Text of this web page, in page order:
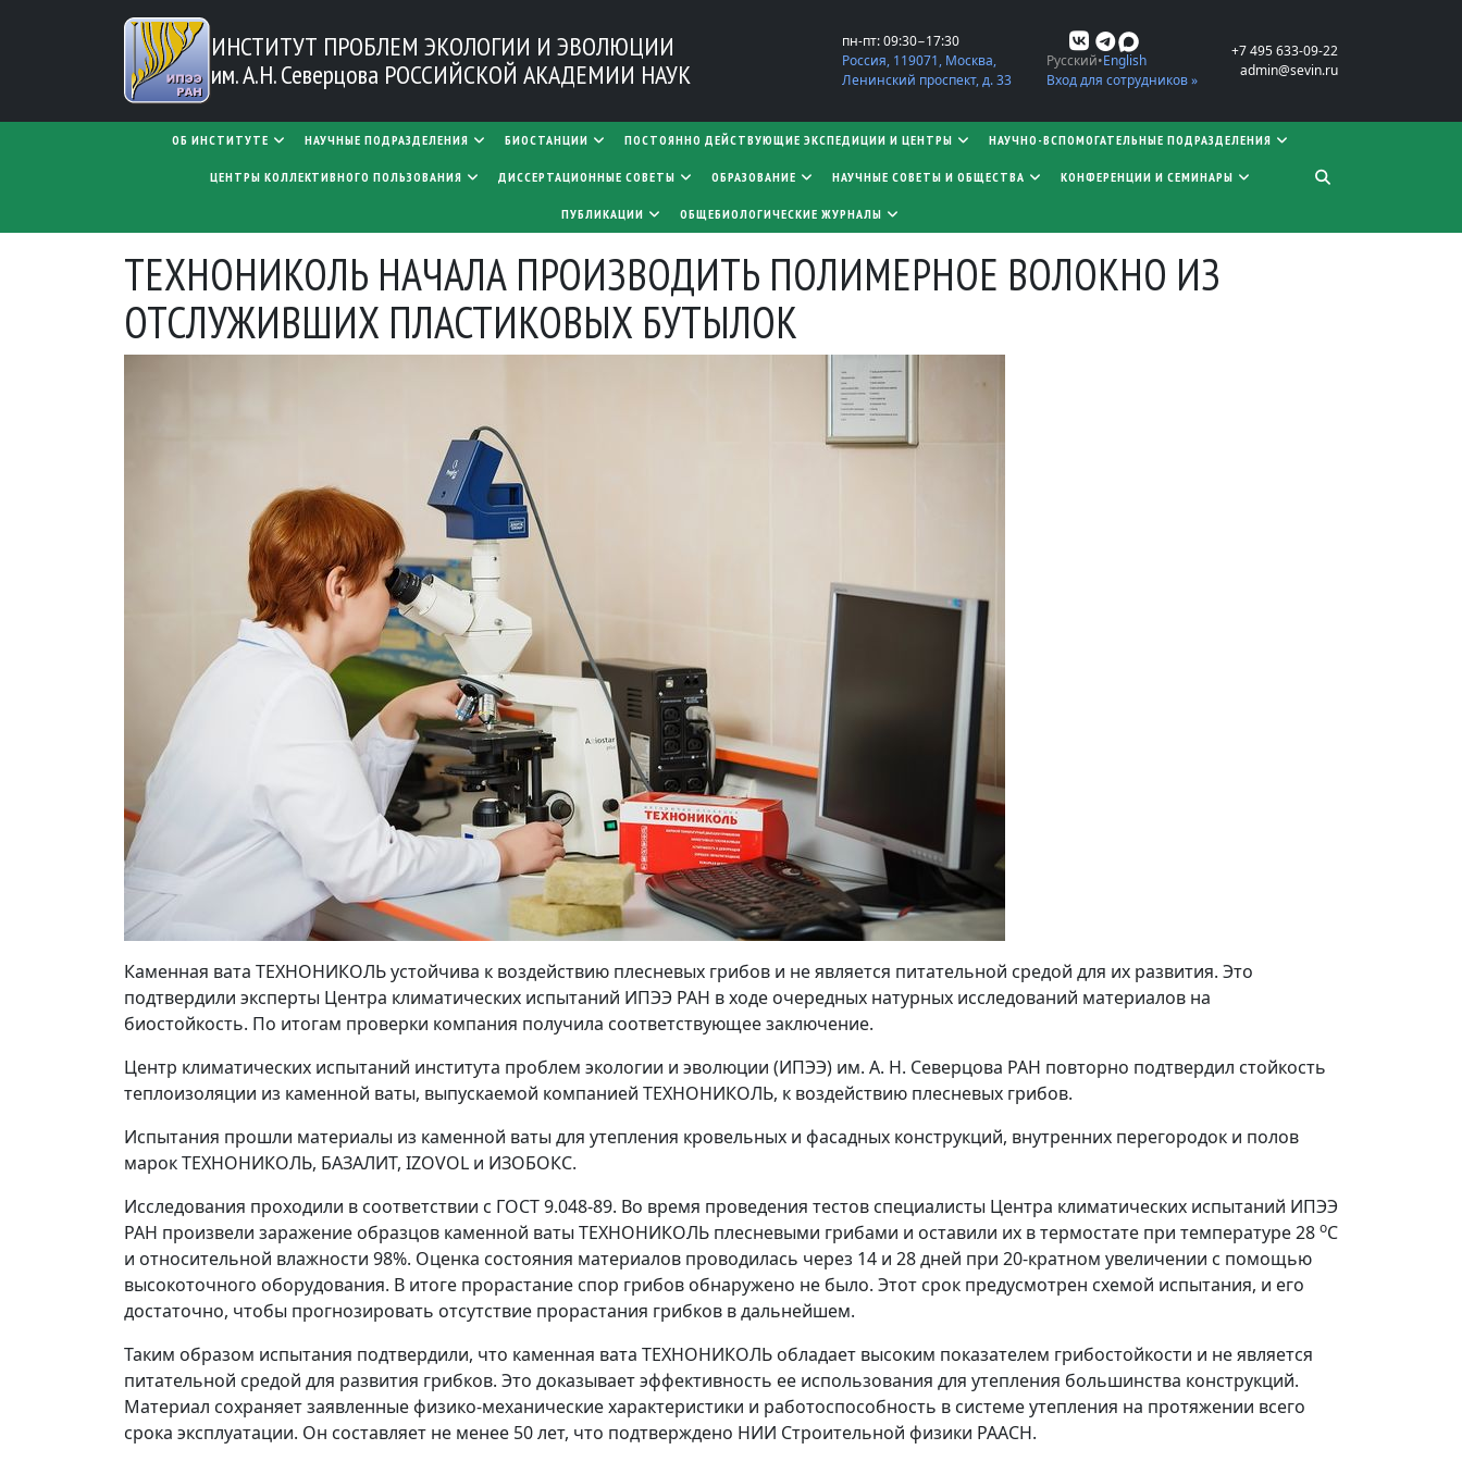
Перейти к основному содержанию
ИНСТИТУТ ПРОБЛЕМ ЭКОЛОГИИ И ЭВОЛЮЦИИ
им. А.Н. Северцова РОССИЙСКОЙ АКАДЕМИИ НАУК
пн-пт: 09:30−17:30
Россия, 119071, Москва,
Ленинский проспект, д. 33
Русский English
Вход для сотрудников »
+7 495 633-09-22
admin@sevin.ru
MAIN NAVIGATION
ОБ ИНСТИТУТЕ НАУЧНЫЕ ПОДРАЗДЕЛЕНИЯ БИОСТАНЦИИ ПОСТОЯННО ДЕЙСТВУЮЩИЕ ЭКСПЕДИЦИИ И ЦЕНТРЫ НАУЧНО-ВСПОМОГАТЕЛЬНЫЕ ПОДРАЗДЕЛЕНИЯ
ЦЕНТРЫ КОЛЛЕКТИВНОГО ПОЛЬЗОВАНИЯ ​​​​​​​ДИССЕРТАЦИОННЫЕ СОВЕТЫ ОБРАЗОВАНИЕ НАУЧНЫЕ СОВЕТЫ И ОБЩЕСТВА КОНФЕРЕНЦИИ И СЕМИНАРЫ
ПУБЛИКАЦИИ ОБЩЕБИОЛОГИЧЕСКИЕ ЖУРНАЛЫ
ТЕХНОНИКОЛЬ НАЧАЛА ПРОИЗВОДИТЬ ПОЛИМЕРНОЕ ВОЛОКНО ИЗ
ОТСЛУЖИВШИХ ПЛАСТИКОВЫХ БУТЫЛОК
Каменная вата ТЕХНОНИКОЛЬ устойчива к воздействию плесневых грибов и не является питательной средой для их развития. Это
подтвердили эксперты Центра климатических испытаний ИПЭЭ РАН в ходе очередных натурных исследований материалов на
биостойкость. По итогам проверки компания получила соответствующее заключение.
Центр климатических испытаний института проблем экологии и эволюции (ИПЭЭ) им. А. Н. Северцова РАН повторно подтвердил стойкость
теплоизоляции из каменной ваты, выпускаемой компанией ТЕХНОНИКОЛЬ, к воздействию плесневых грибов.
Испытания прошли материалы из каменной ваты для утепления кровельных и фасадных конструкций, внутренних перегородок и полов
марок ТЕХНОНИКОЛЬ, БАЗАЛИТ, IZOVOL и ИЗОБОКС.
Исследования проходили в соответствии с ГОСТ 9.048-89. Во время проведения тестов специалисты Центра климатических испытаний ИПЭЭ
РАН произвели заражение образцов каменной ваты ТЕХНОНИКОЛЬ плесневыми грибами и оставили их в термостате при температуре 28 оС
и относительной влажности 98%. Оценка состояния материалов проводилась через 14 и 28 дней при 20-кратном увеличении с помощью
высокоточного оборудования. В итоге прорастание спор грибов обнаружено не было. Этот срок предусмотрен схемой испытания, и его
достаточно, чтобы прогнозировать отсутствие прорастания грибков в дальнейшем.
Таким образом испытания подтвердили, что каменная вата ТЕХНОНИКОЛЬ обладает высоким показателем грибостойкости и не является
питательной средой для развития грибков. Это доказывает эффективность ее использования для утепления большинства конструкций.
Материал сохраняет заявленные физико-механические характеристики и работоспособность в системе утепления на протяжении всего
срока эксплуатации. Он составляет не менее 50 лет, что подтверждено НИИ Строительной физики РААСН.